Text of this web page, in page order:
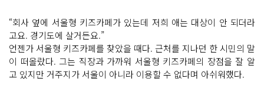
“회사 옆에 서울형 키즈카페가 있는데 저희 애는 대상이 안 되더라
고요. 경기도에 살거든요.”
언젠가 서울형 키즈카페를 찾았을 때다. 근처를 지나던 한 시민의 말
이 떠올랐다. 그는 직장과 가까워 서울형 키즈카페의 장점을 잘 알
고 있지만 거주지가 서울이 아니라 이용할 수 없다며 아쉬워했다.